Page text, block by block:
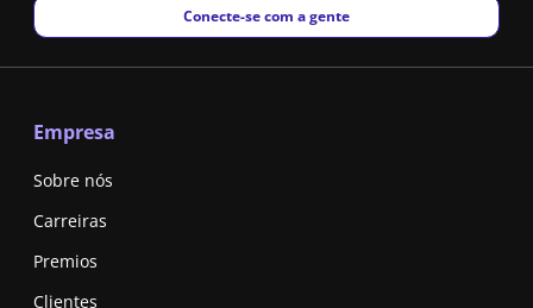
New window
Conecte-se com a gente
Empresa
Sobre nós
Carreiras
Premios
Clientes